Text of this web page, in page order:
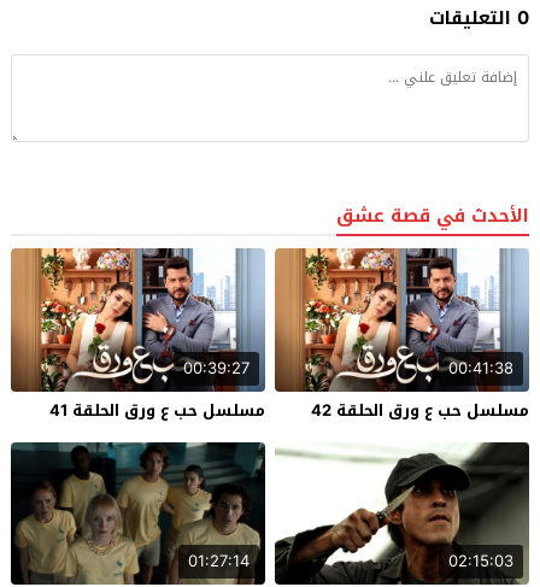
0 التعليقات
الأحدث في قصة عشق
00:41:38
مسلسل حب ع ورق الحلقة 42
00:39:27
مسلسل حب ع ورق الحلقة 41
02:15:03
01:27:14